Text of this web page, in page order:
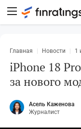
Главная Новости 1
iPhone 18
за нового
Асель Каженова
Журналист